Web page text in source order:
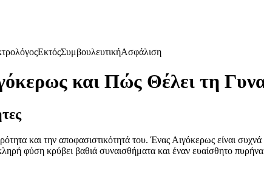
ΕκτόςΣυμβουλευτικήΑσφάλιση
και Πώς Θέλει τη
και την αποφασιστικότητά του. Ένας Αιγόκερως είναι
φύση κρύβει βαθιά συναισθήματα και έναν ευαίσθητο πυρήνα